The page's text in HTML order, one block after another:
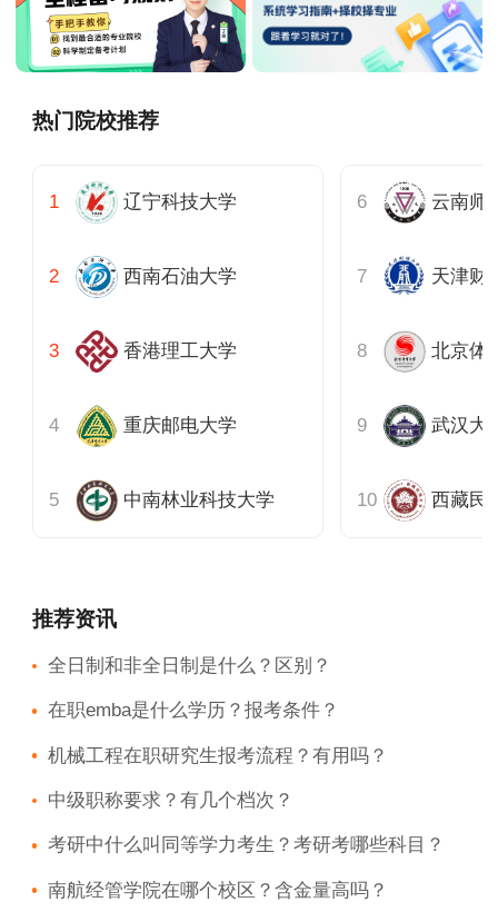
热门院校推荐
辽宁科技大学
西南石油大学
香港理工大学
重庆邮电大学
中南林业科技大学
云南师
天津财
北京体
武汉大
西藏民
推荐资讯
全日制和非全日制是什么？区别？
在职emba是什么学历？报考条件？
机械工程在职研究生报考流程？有用吗？
中级职称要求？有几个档次？
考研中什么叫同等学力考生？考研考哪些科目？
南航经管学院在哪个校区？含金量高吗？